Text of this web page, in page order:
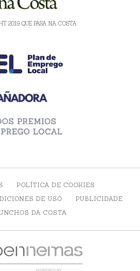
2019 QUE PASA NA COSTA
POLÍTICA DE COOKIES
DE USO
PUBLICIDADE
DA COSTA